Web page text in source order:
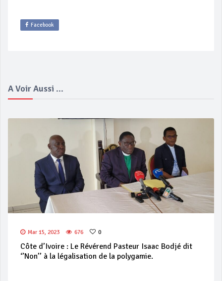
Facebook
A Voir Aussi ...
Mar 15, 2023 676 0
Côte d’Ivoire : Le Révérend Pasteur Isaac Bodjé dit
‘’Non’’ à la légalisation de la polygamie.